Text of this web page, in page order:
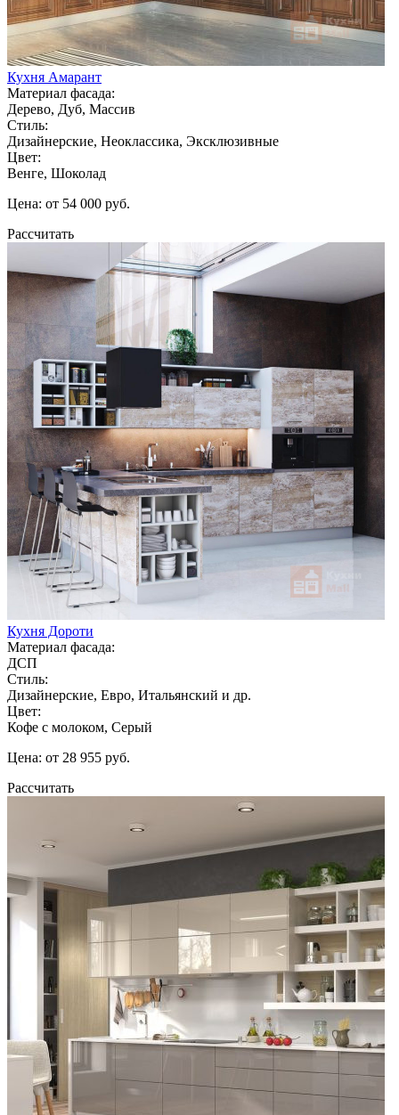
Кухня Амарант
Материал фасада:
Дерево, Дуб, Массив
Стиль:
Дизайнерские, Неоклассика, Эксклюзивные
Цвет:
Венге, Шоколад
Цена: от 54 000 руб.
Рассчитать
Кухня Дороти
Материал фасада:
ДСП
Стиль:
Дизайнерские, Евро, Итальянский и др.
Цвет:
Кофе с молоком, Серый
Цена: от 28 955 руб.
Рассчитать